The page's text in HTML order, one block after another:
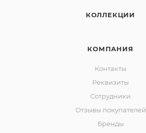
КОЛЛЕКЦИИ
КОМПАНИЯ
Контакты
Реквизиты
Сотрудники
Отзывы покупателей
Бренды